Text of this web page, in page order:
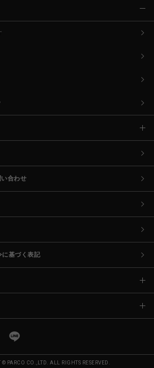
合わせ
に基づく表記
© PARCO CO.,LTD. ALL RIGHTS RESERVED.